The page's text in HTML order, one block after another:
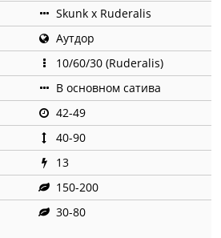
Skunk x Ruderalis
Аутдор
10/60/30 (Ruderalis)
В основном сатива
42-49
40-90
13
150-200
30-80